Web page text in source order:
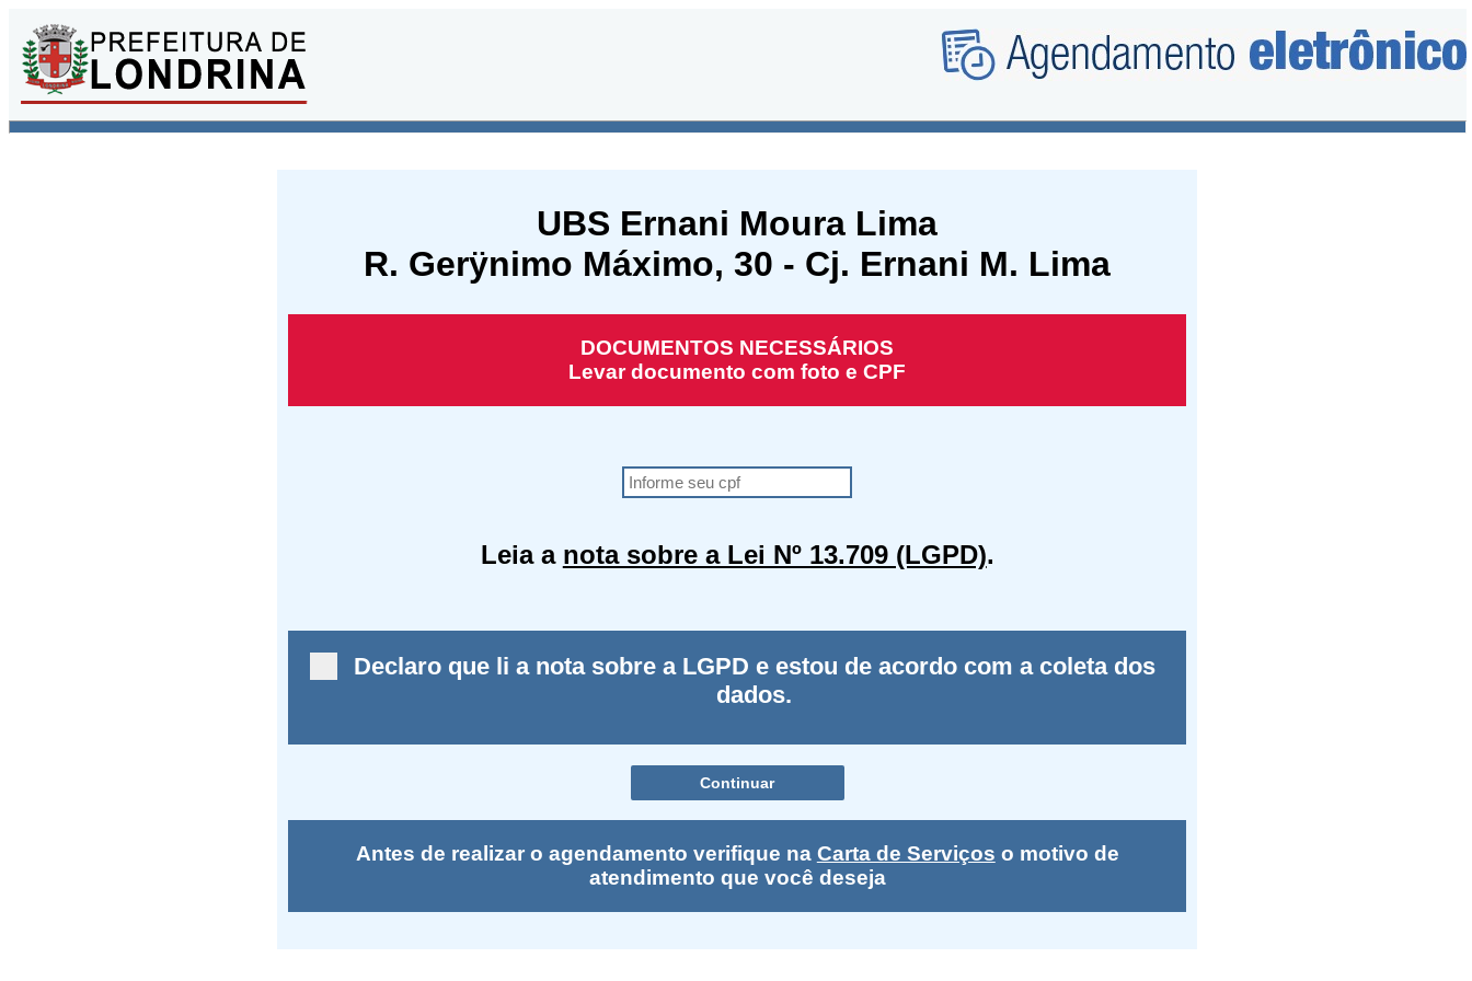
UBS Ernani Moura Lima
R. Gerÿnimo Máximo, 30 - Cj. Ernani M. Lima
DOCUMENTOS NECESSÁRIOS
Levar documento com foto e CPF
Leia a nota sobre a Lei Nº 13.709 (LGPD).
Declaro que li a nota sobre a LGPD e estou de acordo com a coleta dos
dados.
Antes de realizar o agendamento verifique na Carta de Serviços o motivo de
atendimento que você deseja